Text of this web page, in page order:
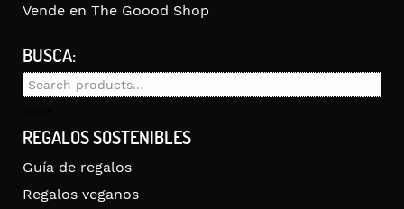
Vende en The Goood Shop
BUSCA:
Search
REGALOS SOSTENIBLES
Guía de regalos
Regalos veganos